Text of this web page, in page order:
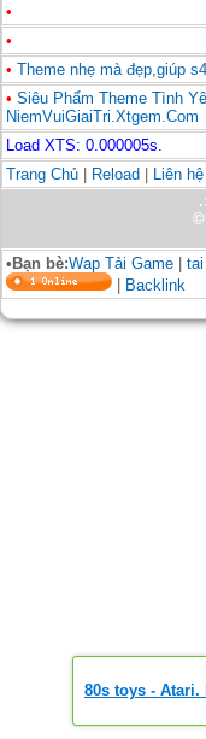
•
•
• Theme nhẹ mà đẹp,giúp
• Siêu Phẩm Theme Tình
NiemVuiGiaiTri.Xtgem.Com
Load XTS: 0.000005s.
Trang Chủ | Reload | Liên hệ
•Bạn bè:Wap Tải Game |
| Backlink
80s toys - Atari.